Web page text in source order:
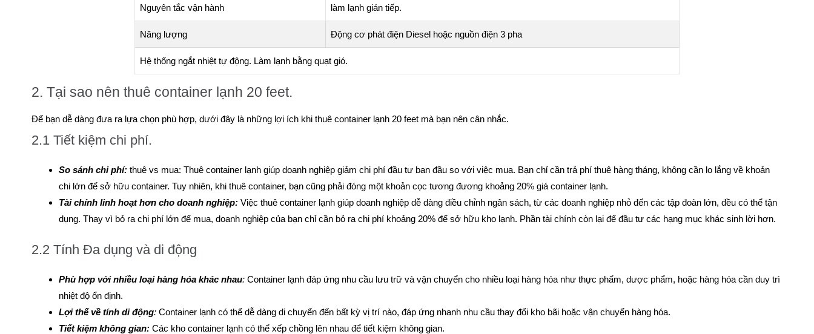
Nguyên tắc vận hành làm lạnh gián tiếp.
Năng lượng Động cơ phát điện Diesel hoặc nguồn điện 3 pha
Hệ thống ngắt nhiệt tự động. Làm lạnh bằng quạt gió.
2. Tại sao nên thuê container lạnh 20 feet.
Để bạn dễ dàng đưa ra lựa chọn phù hợp, dưới đây là những lợi ích khi thuê container lạnh 20 feet mà bạn nên cân nhắc.
2.1 Tiết kiệm chi phí.
So sánh chi phí: thuê vs mua: Thuê container lạnh giúp doanh nghiệp giảm chi phí đầu tư ban đầu so với việc mua. Bạn chỉ cần trả phí thuê hàng tháng, không cần lo lắng về khoản
chi lớn để sở hữu container. Tuy nhiên, khi thuê container, bạn cũng phải đóng một khoản cọc tương đương khoảng 20% giá container lạnh.
Tài chính linh hoạt hơn cho doanh nghiệp: Việc thuê container lạnh giúp doanh nghiệp dễ dàng điều chỉnh ngân sách, từ các doanh nghiệp nhỏ đến các tập đoàn lớn, đều có thể tận
dụng. Thay vì bỏ ra chi phí lớn để mua, doanh nghiệp của bạn chỉ cần bỏ ra chi phí khoảng 20% để sở hữu kho lạnh. Phần tài chính còn lại để đầu tư các hạng mục khác sinh lời hơn.
2.2 Tính Đa dụng và di động
Phù hợp với nhiều loại hàng hóa khác nhau: Container lạnh đáp ứng nhu cầu lưu trữ và vận chuyển cho nhiều loại hàng hóa như thực phẩm, dược phẩm, hoặc hàng hóa cần duy trì
nhiệt độ ổn định.
Lợi thế về tính di động: Container lạnh có thể dễ dàng di chuyển đến bất kỳ vị trí nào, đáp ứng nhanh nhu cầu thay đổi kho bãi hoặc vận chuyển hàng hóa.
Tiết kiệm không gian: Các kho container lạnh có thể xếp chồng lên nhau để tiết kiệm không gian.